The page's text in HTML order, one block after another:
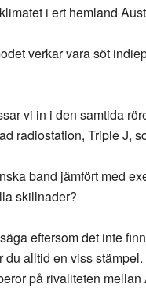
i ert hemland
verkar vara söt
vi in i den samtida
radiostation, Triple J,
band jämfört med
skillnader?
eftersom det inte
alltid en viss
på rivaliteten